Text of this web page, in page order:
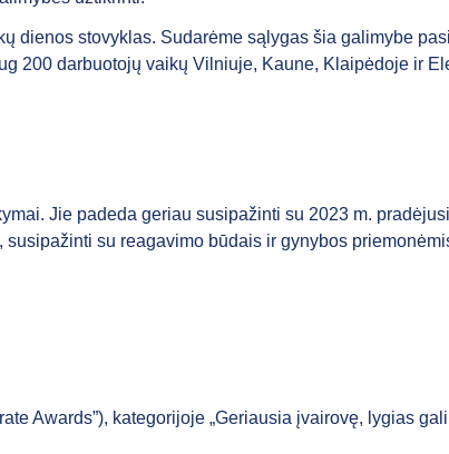
dienos stovyklas. Sudarėme sąlygas šia galimybe
200 darbuotojų vaikų Vilniuje, Kaune, Klaipėdoje ir
Jie padeda geriau susipažinti su 2023 m.
su reagavimo būdais ir gynybos
Awards”), kategorijoje „Geriausia įvairovę, lygias